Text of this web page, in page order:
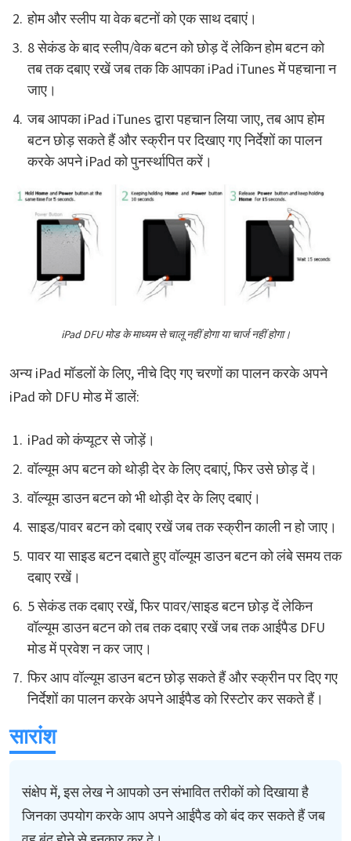
होम और स्लीप या वेक बटनों को एक साथ दबाएं।
8 सेकंड के बाद स्लीप/वेक बटन को छोड़ दें लेकिन होम बटन को
तब तक दबाए रखें जब तक कि आपका iPad iTunes में पहचाना न
जाए।
जब आपका iPad iTunes द्वारा पहचान लिया जाए, तब आप होम
बटन छोड़ सकते हैं और स्क्रीन पर दिखाए गए निर्देशों का पालन
करके अपने iPad को पुनर्स्थापित करें।
iPad DFU मोड के माध्यम से चालू नहीं होगा या चार्ज नहीं होगा।
अन्य iPad मॉडलों के लिए, नीचे दिए गए चरणों का पालन करके अपने
iPad को DFU मोड में डालें:
iPad को कंप्यूटर से जोड़ें।
वॉल्यूम अप बटन को थोड़ी देर के लिए दबाएं, फिर उसे छोड़ दें।
वॉल्यूम डाउन बटन को भी थोड़ी देर के लिए दबाएं।
साइड/पावर बटन को दबाए रखें जब तक स्क्रीन काली न हो जाए।
पावर या साइड बटन दबाते हुए वॉल्यूम डाउन बटन को लंबे समय तक
दबाए रखें।
5 सेकंड तक दबाए रखें, फिर पावर/साइड बटन छोड़ दें लेकिन
वॉल्यूम डाउन बटन को तब तक दबाए रखें जब तक आईपैड DFU
मोड में प्रवेश न कर जाए।
फिर आप वॉल्यूम डाउन बटन छोड़ सकते हैं और स्क्रीन पर दिए गए
निर्देशों का पालन करके अपने आईपैड को रिस्टोर कर सकते हैं।
सारांश
संक्षेप में, इस लेख ने आपको उन संभावित तरीकों को दिखाया है
जिनका उपयोग करके आप अपने आईपैड को बंद कर सकते हैं जब